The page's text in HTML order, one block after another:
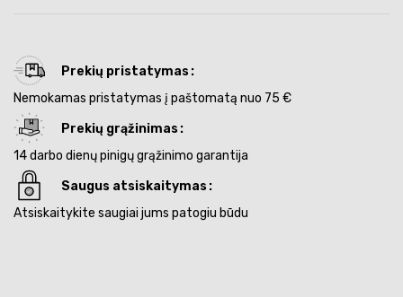
Prekių pristatymas
Nemokamas pristatymas į paštomatą nuo 75 €
Prekių grąžinimas
14 darbo dienų pinigų grąžinimo garantija
Saugus atsiskaitymas
Atsiskaitykite saugiai jums patogiu būdu